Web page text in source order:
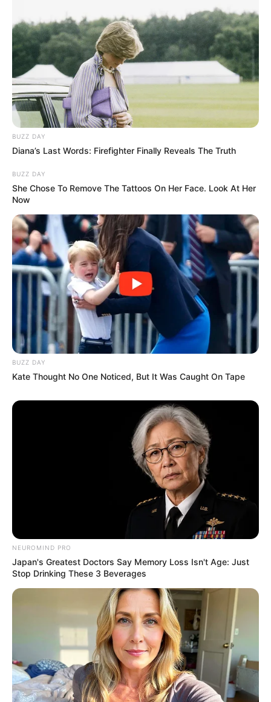
BUZZ DAY
Diana’s Last Words: Firefighter Finally Reveals The Truth
BUZZ DAY
She Chose To Remove The Tattoos On Her Face. Look At Her
Now
BUZZ DAY
Kate Thought No One Noticed, But It Was Caught On Tape
NEUROMIND PRO
Japan's Greatest Doctors Say Memory Loss Isn't Age: Just
Stop Drinking These 3 Beverages